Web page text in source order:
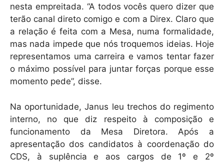
nesta empreitada. “A todos vocês quero dizer que
terão canal direto comigo e com a Direx. Claro que
a relação é feita com a Mesa, numa formalidade,
mas nada impede que nós troquemos ideias. Hoje
representamos uma carreira e vamos tentar fazer
o máximo possível para juntar forças porque esse
momento pede”, disse.
Na oportunidade, Janus leu trechos do regimento
interno, no que diz respeito à composição e
funcionamento da Mesa Diretora. Após a
apresentação dos candidatos à coordenação do
CDS, à suplência e aos cargos de 1º e 2º